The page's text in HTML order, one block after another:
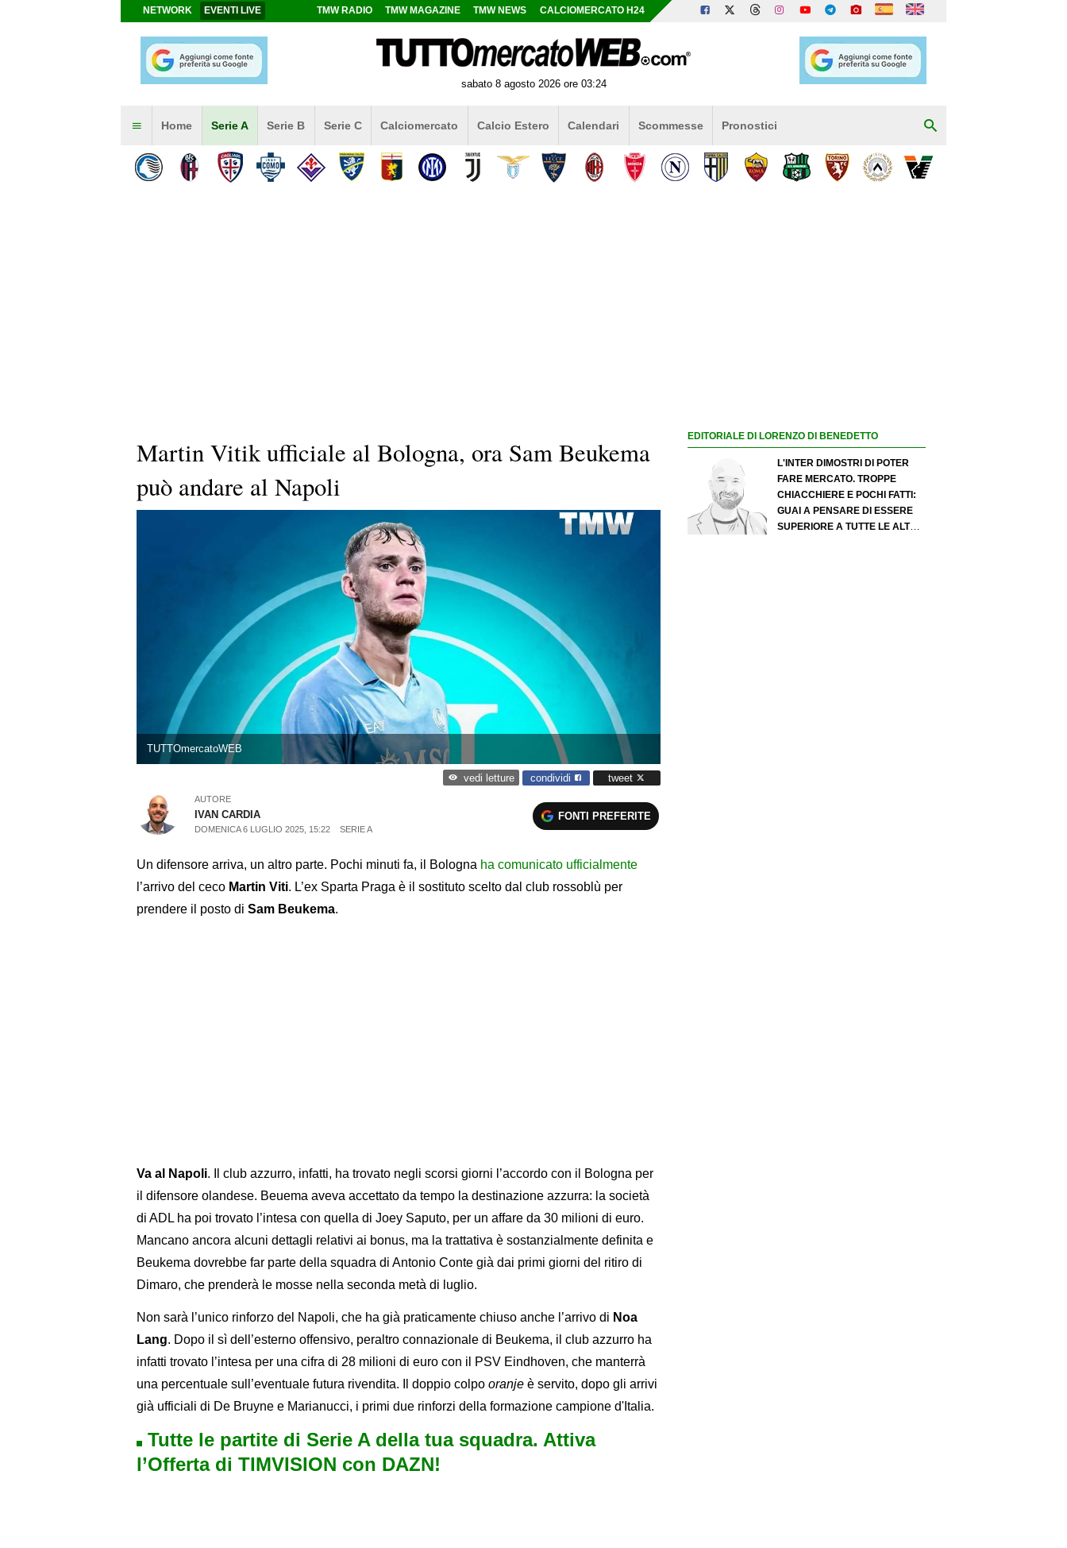
NETWORK EVENTI LIVE TMW RADIO TMW MAGAZINE TMW NEWS CALCIOMERCATO H24
sabato 8 agosto 2026 ore 03:24
Home Serie A Serie B Serie C Calciomercato Calcio Estero Calendari Scommesse Pronostici
Martin Vitik ufficiale al Bologna, ora Sam Beukema
può andare al Napoli
TUTTOmercatoWEB
vedi letture condividi tweet
AUTORE
IVAN CARDIA
DOMENICA 6 LUGLIO 2025, 15:22 SERIE A
FONTI PREFERITE
Un difensore arriva, un altro parte. Pochi minuti fa, il Bologna ha comunicato ufficialmente
l’arrivo del ceco Martin Viti. L’ex Sparta Praga è il sostituto scelto dal club rossoblù per
prendere il posto di Sam Beukema.
Va al Napoli. Il club azzurro, infatti, ha trovato negli scorsi giorni l’accordo con il Bologna per
il difensore olandese. Beuema aveva accettato da tempo la destinazione azzurra: la società
di ADL ha poi trovato l’intesa con quella di Joey Saputo, per un affare da 30 milioni di euro.
Mancano ancora alcuni dettagli relativi ai bonus, ma la trattativa è sostanzialmente definita e
Beukema dovrebbe far parte della squadra di Antonio Conte già dai primi giorni del ritiro di
Dimaro, che prenderà le mosse nella seconda metà di luglio.
Non sarà l’unico rinforzo del Napoli, che ha già praticamente chiuso anche l’arrivo di Noa
Lang. Dopo il sì dell’esterno offensivo, peraltro connazionale di Beukema, il club azzurro ha
infatti trovato l’intesa per una cifra di 28 milioni di euro con il PSV Eindhoven, che manterrà
una percentuale sull’eventuale futura rivendita. Il doppio colpo oranje è servito, dopo gli arrivi
già ufficiali di De Bruyne e Marianucci, i primi due rinforzi della formazione campione d'Italia.
Tutte le partite di Serie A della tua squadra. Attiva
l’Offerta di TIMVISION con DAZN!
EDITORIALE DI LORENZO DI BENEDETTO
L'INTER DIMOSTRI DI POTER
FARE MERCATO. TROPPE
CHIACCHIERE E POCHI FATTI:
GUAI A PENSARE DI ESSERE
SUPERIORE A TUTTE LE ALTRE